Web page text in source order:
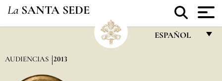
La SANTA SEDE
ESPAÑOL
AUDIENCIAS 2013